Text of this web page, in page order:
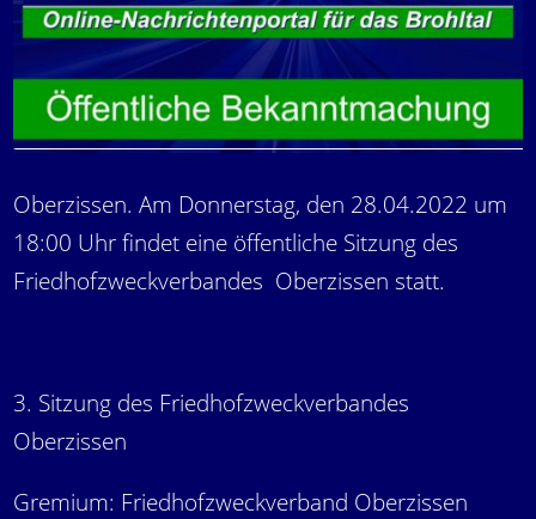
Oberzissen. Am Donnerstag, den 28.04.2022 um
18:00 Uhr findet eine öffentliche Sitzung des
Friedhofzweckverbandes Oberzissen statt.
3. Sitzung des Friedhofzweckverbandes
Oberzissen
Gremium: Friedhofzweckverband Oberzissen